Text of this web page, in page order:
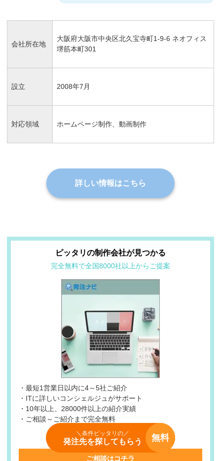
会社所在地
大阪府大阪市中央区北久宝寺町1-9-6 ネオフィス
堺筋本町301
設立 2008年7月
対応領域 ホームページ制作、動画制作
詳しい情報はこちら
ピッタリの制作会社が見つかる
完全無料で全国8000社以上からご提案
・最短1営業日以内に4～5社ご紹介
・ITに詳しいコンシェルジュがサポート
・10年以上、28000件以上の紹介実績
・ご相談～ご紹介まで完全無料
＼完全無料・たった1日で回答／
ご相談はコチラ
＼条件ピッタリの／
発注先を探してもらう 無料